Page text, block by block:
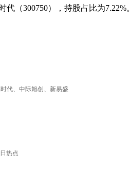
（300750），持股占比为7.22%。
代、中际旭创、新易盛
热点